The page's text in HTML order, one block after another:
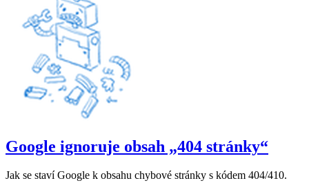
Google ignoruje obsah „404 stránky“
Jak se staví Google k obsahu chybové stránky s kódem 404/410.